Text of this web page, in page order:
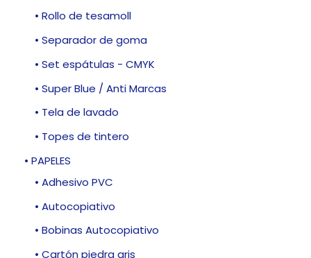
• Rollo de tesamoll
• Separador de goma
• Set espátulas - CMYK
• Super Blue / Anti Marcas
• Tela de lavado
• Topes de tintero
• PAPELES
• Adhesivo PVC
• Autocopiativo
• Bobinas Autocopiativo
• Cartón piedra gris